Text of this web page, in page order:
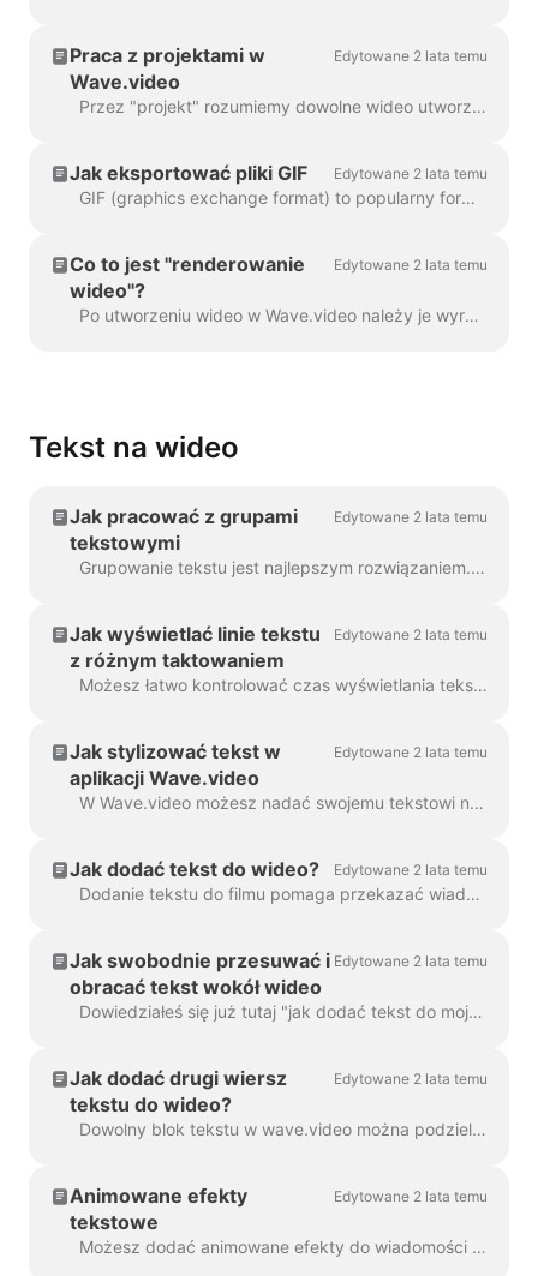
Praca z projektami w
Wave.video
Edytowane 2 lata temu
Przez "projekt" rozumiemy dowolne wideo utworzone w Wave.video. Oto jak utworzyć nowy projekt. Możesz wybrać i dostosować szablon wideo na stronie ...
Jak eksportować pliki GIF Edytowane 2 lata temu
GIF (graphics exchange format) to popularny format używany od końca lat 80. do udostępniania obrazów i krótkich animacji. GIF-y mogą przechowywać tylko 256 kolorów, co...
Co to jest "renderowanie
wideo"?
Edytowane 2 lata temu
Po utworzeniu wideo w Wave.video należy je wyrenderować, aby móc udostępnić je w mediach społecznościowych lub pobrać bezpośrednio na komputer....
Tekst na wideo
Jak pracować z grupami
tekstowymi
Edytowane 2 lata temu
Grupowanie tekstu jest najlepszym rozwiązaniem. W 99% przypadków można z nim zrobić wszystko, czego potrzebujesz. Czasami jednak możesz chcieć utworzyć jedną lub dwie...
Jak wyświetlać linie tekstu
z różnym taktowaniem
Edytowane 2 lata temu
Możesz łatwo kontrolować czas wyświetlania tekstu na ekranie dzięki funkcji opóźnienia tekstu. Aby z niej skorzystać, należy upewnić się, że tekst ma wiele linii w...
Jak stylizować tekst w
aplikacji Wave.video
Edytowane 2 lata temu
W Wave.video możesz nadać swojemu tekstowi na wideo taki styl, jaki chcesz. Oto dostępne opcje edycji: Zmień czcionkę Zmień kolor tekstu...
Jak dodać tekst do wideo? Edytowane 2 lata temu
Dodanie tekstu do filmu pomaga przekazać wiadomość, nawet jeśli widzowie oglądają film z wyłączonym dźwiękiem. W Wave.video można to zrobić ...
Jak swobodnie przesuwać i
obracać tekst wokół wideo
Edytowane 2 lata temu
Dowiedziałeś się już tutaj "jak dodać tekst do mojego wideo". Tutaj porozmawiamy o przenoszeniu dwóch lub więcej bloków tekstu wokół wideo w Wave.video ...
Jak dodać drugi wiersz
tekstu do wideo?
Edytowane 2 lata temu
Dowolny blok tekstu w wave.video można podzielić na wiele linii o różnych rozmiarach, kolorach i dekoracjach. Aby dodać linię, zaznacz tekst. Jeśli ...
Animowane efekty
tekstowe
Edytowane 2 lata temu
Możesz dodać animowane efekty do wiadomości tekstowych w swoim filmie, aby uczynić je bardziej angażującymi i przyciągającymi wzrok. Po dodaniu tekstu do wideo, ...